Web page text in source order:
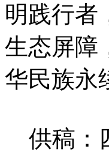
明践行者
生态屏障
华民族永
供稿：